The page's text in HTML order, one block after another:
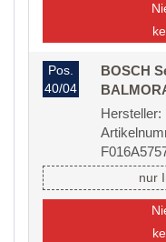
Pos.
40/04
BOSCH
Hersteller:
nur